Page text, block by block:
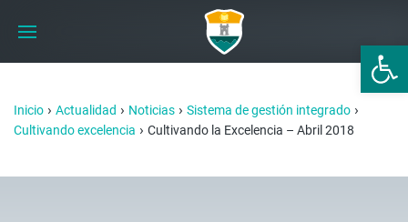
Abrir
Inicio › Actualidad › Noticias › Sistema de gestión integrado ›
Cultivando excelencia › Cultivando la Excelencia – Abril 2018